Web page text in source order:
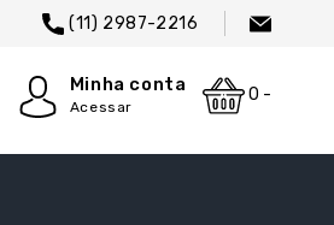
(11) 2987-2216
Minha conta
Acessar
0 -